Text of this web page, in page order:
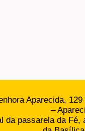
Aparecida, 129
–
da passarela da Fé,